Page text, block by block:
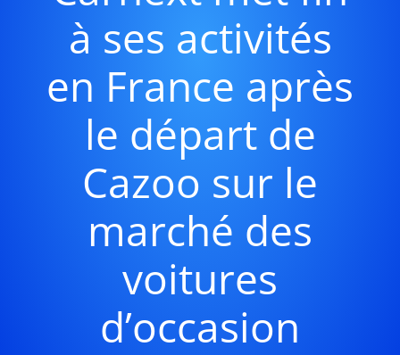
à ses activités
en France après
le départ de
Cazoo sur le
marché des
voitures
d’occasion